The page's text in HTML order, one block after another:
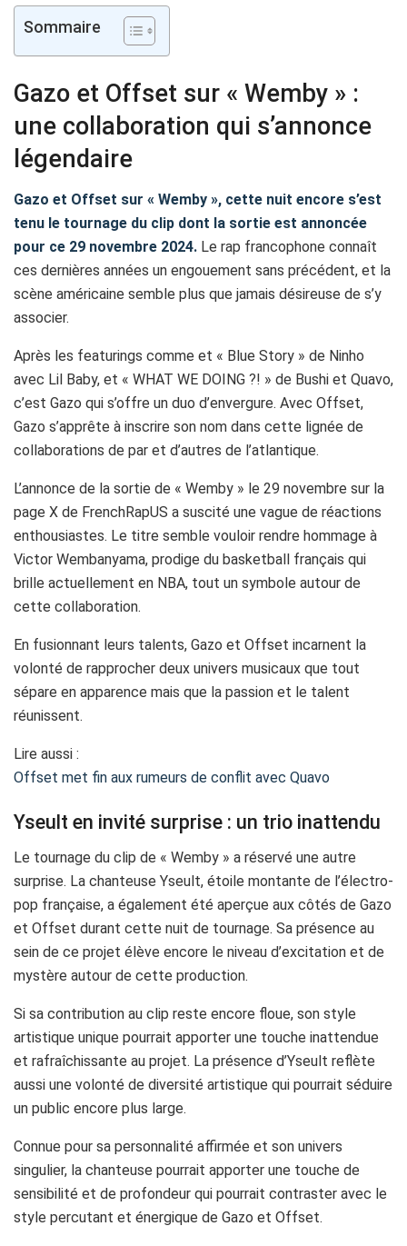
Sommaire
Gazo et Offset sur « Wemby » :
une collaboration qui s’annonce
légendaire
Gazo et Offset sur « Wemby », cette nuit encore s’est
tenu le tournage du clip dont la sortie est annoncée
pour ce 29 novembre 2024. Le rap francophone connaît
ces dernières années un engouement sans précédent, et la
scène américaine semble plus que jamais désireuse de s’y
associer.
Après les featurings comme et « Blue Story » de Ninho
avec Lil Baby, et « WHAT WE DOING ?! » de Bushi et Quavo,
c’est Gazo qui s’offre un duo d’envergure. Avec Offset,
Gazo s’apprête à inscrire son nom dans cette lignée de
collaborations de par et d’autres de l’atlantique.
L’annonce de la sortie de « Wemby » le 29 novembre sur la
page X de FrenchRapUS a suscité une vague de réactions
enthousiastes. Le titre semble vouloir rendre hommage à
Victor Wembanyama, prodige du basketball français qui
brille actuellement en NBA, tout un symbole autour de
cette collaboration.
En fusionnant leurs talents, Gazo et Offset incarnent la
volonté de rapprocher deux univers musicaux que tout
sépare en apparence mais que la passion et le talent
réunissent.
Lire aussi :
Offset met fin aux rumeurs de conflit avec Quavo
Yseult en invité surprise : un trio inattendu
Le tournage du clip de « Wemby » a réservé une autre
surprise. La chanteuse Yseult, étoile montante de l’électro-
pop française, a également été aperçue aux côtés de Gazo
et Offset durant cette nuit de tournage. Sa présence au
sein de ce projet élève encore le niveau d’excitation et de
mystère autour de cette production.
Si sa contribution au clip reste encore floue, son style
artistique unique pourrait apporter une touche inattendue
et rafraîchissante au projet. La présence d’Yseult reflète
aussi une volonté de diversité artistique qui pourrait séduire
un public encore plus large.
Connue pour sa personnalité affirmée et son univers
singulier, la chanteuse pourrait apporter une touche de
sensibilité et de profondeur qui pourrait contraster avec le
style percutant et énergique de Gazo et Offset.